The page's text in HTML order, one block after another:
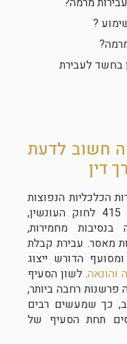
?
בחשד לעבירת
חשוב לדעת
דין
הכלכליות הנפוצות
והחמורות ביותר, המעוגנת בסעיף 415 לחוק העונשין,
בנסיבות מחמירות,
מאסר. עבירת קבלת
הדורש ייצוג
והונאה. לשון הסעיף
רחבה ביותר,
כך שמעשים רבים
תחת הסעיף של